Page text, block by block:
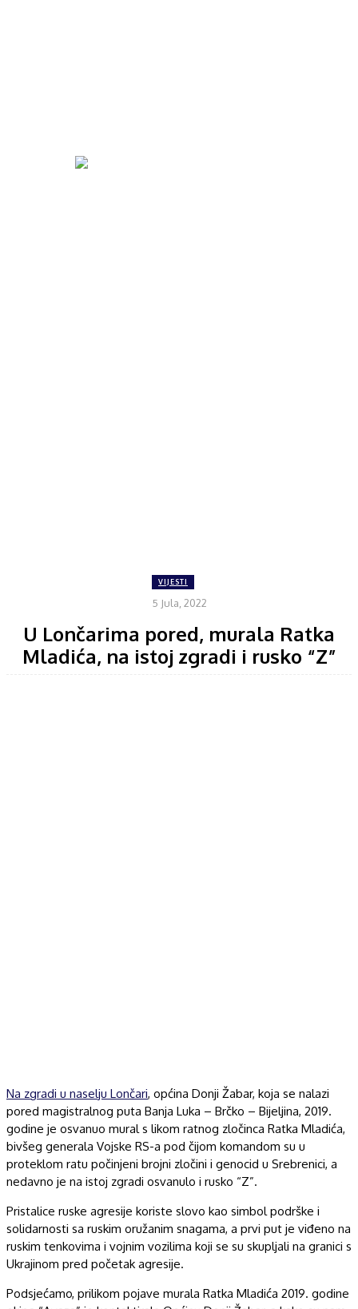
VIJESTI
5 Jula, 2022
U Lončarima pored, murala Ratka
Mladića, na istoj zgradi i rusko “Z”
Na zgradi u naselju Lončari, općina Donji Žabar, koja se nalazi
pored magistralnog puta Banja Luka – Brčko – Bijeljina, 2019.
godine je osvanuo mural s likom ratnog zločinca Ratka Mladića,
bivšeg generala Vojske RS-a pod čijom komandom su u
proteklom ratu počinjeni brojni zločini i genocid u Srebrenici, a
nedavno je na istoj zgradi osvanulo i rusko “Z”.
Pristalice ruske agresije koriste slovo kao simbol podrške i
solidarnosti sa ruskim oružanim snagama, a prvi put je viđeno na
ruskim tenkovima i vojnim vozilima koji se su skupljali na granici s
Ukrajinom pred početak agresije.
Podsjećamo, prilikom pojave murala Ratka Mladića 2019. godine